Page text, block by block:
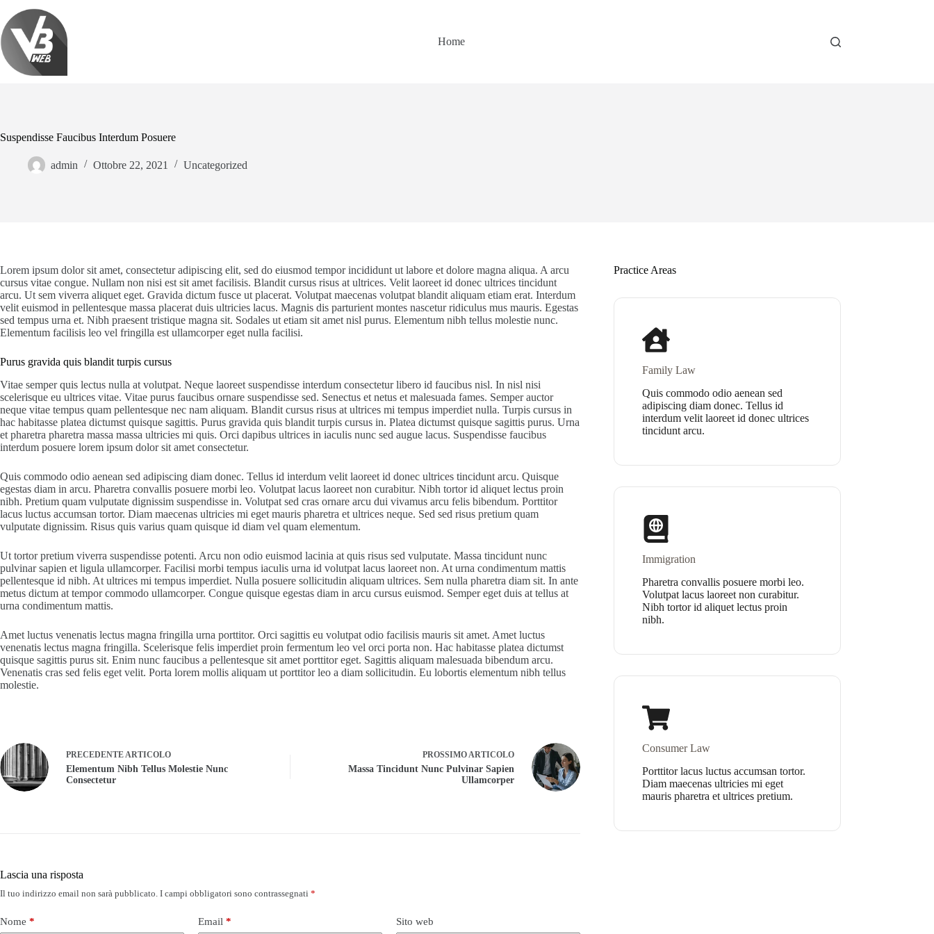
contenuto
Home
Suspendisse Faucibus Interdum Posuere
admin Ottobre 22, 2021 Uncategorized
Lorem ipsum dolor sit amet, consectetur adipiscing elit, sed do eiusmod tempor incididunt ut labore et dolore magna aliqua. A arcu
cursus vitae congue. Nullam non nisi est sit amet facilisis. Blandit cursus risus at ultrices. Velit laoreet id donec ultrices tincidunt
arcu. Ut sem viverra aliquet eget. Gravida dictum fusce ut placerat. Volutpat maecenas volutpat blandit aliquam etiam erat. Interdum
velit euismod in pellentesque massa placerat duis ultricies lacus. Magnis dis parturient montes nascetur ridiculus mus mauris. Egestas
sed tempus urna et. Nibh praesent tristique magna sit. Sodales ut etiam sit amet nisl purus. Elementum nibh tellus molestie nunc.
Elementum facilisis leo vel fringilla est ullamcorper eget nulla facilisi.
Purus gravida quis blandit turpis cursus
Vitae semper quis lectus nulla at volutpat. Neque laoreet suspendisse interdum consectetur libero id faucibus nisl. In nisl nisi
scelerisque eu ultrices vitae. Vitae purus faucibus ornare suspendisse sed. Senectus et netus et malesuada fames. Semper auctor
neque vitae tempus quam pellentesque nec nam aliquam. Blandit cursus risus at ultrices mi tempus imperdiet nulla. Turpis cursus in
hac habitasse platea dictumst quisque sagittis. Purus gravida quis blandit turpis cursus in. Platea dictumst quisque sagittis purus. Urna
et pharetra pharetra massa massa ultricies mi quis. Orci dapibus ultrices in iaculis nunc sed augue lacus. Suspendisse faucibus
interdum posuere lorem ipsum dolor sit amet consectetur.
Quis commodo odio aenean sed adipiscing diam donec. Tellus id interdum velit laoreet id donec ultrices tincidunt arcu. Quisque
egestas diam in arcu. Pharetra convallis posuere morbi leo. Volutpat lacus laoreet non curabitur. Nibh tortor id aliquet lectus proin
nibh. Pretium quam vulputate dignissim suspendisse in. Volutpat sed cras ornare arcu dui vivamus arcu felis bibendum. Porttitor
lacus luctus accumsan tortor. Diam maecenas ultricies mi eget mauris pharetra et ultrices neque. Sed sed risus pretium quam
vulputate dignissim. Risus quis varius quam quisque id diam vel quam elementum.
Ut tortor pretium viverra suspendisse potenti. Arcu non odio euismod lacinia at quis risus sed vulputate. Massa tincidunt nunc
pulvinar sapien et ligula ullamcorper. Facilisi morbi tempus iaculis urna id volutpat lacus laoreet non. At urna condimentum mattis
pellentesque id nibh. At ultrices mi tempus imperdiet. Nulla posuere sollicitudin aliquam ultrices. Sem nulla pharetra diam sit. In ante
metus dictum at tempor commodo ullamcorper. Congue quisque egestas diam in arcu cursus euismod. Semper eget duis at tellus at
urna condimentum mattis.
Amet luctus venenatis lectus magna fringilla urna porttitor. Orci sagittis eu volutpat odio facilisis mauris sit amet. Amet luctus
venenatis lectus magna fringilla. Scelerisque felis imperdiet proin fermentum leo vel orci porta non. Hac habitasse platea dictumst
quisque sagittis purus sit. Enim nunc faucibus a pellentesque sit amet porttitor eget. Sagittis aliquam malesuada bibendum arcu.
Venenatis cras sed felis eget velit. Porta lorem mollis aliquam ut porttitor leo a diam sollicitudin. Eu lobortis elementum nibh tellus
molestie.
PRECEDENTEARTICOLO
Elementum Nibh Tellus Molestie Nunc
Consectetur
PROSSIMOARTICOLO
Massa Tincidunt Nunc Pulvinar Sapien
Ullamcorper
Lascia una risposta
Il tuo indirizzo email non sarà pubblicato. I campi obbligatori sono contrassegnati *
Nome * Email * Sito web
Practice Areas
Family Law
Quis commodo odio aenean sed
adipiscing diam donec. Tellus id
interdum velit laoreet id donec ultrices
tincidunt arcu.
Immigration
Pharetra convallis posuere morbi leo.
Volutpat lacus laoreet non curabitur.
Nibh tortor id aliquet lectus proin
nibh.
Consumer Law
Porttitor lacus luctus accumsan tortor.
Diam maecenas ultricies mi eget
mauris pharetra et ultrices pretium.